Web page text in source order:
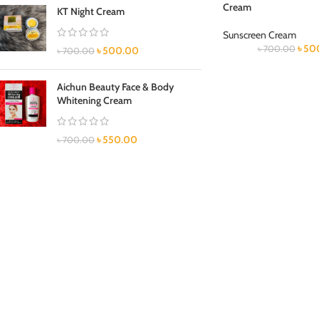
KT Night Cream
৳700.00 ৳500.00
Aichun Beauty Face & Body
Whitening Cream
৳700.00 ৳550.00
Cream
Sunscreen Cream
৳700.00 ৳